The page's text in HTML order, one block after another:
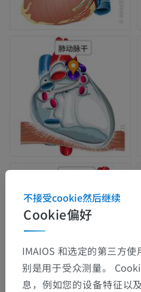
Cookie偏好
不接受cookie然后继续
IMAIOS 和选定的第三方
别是用于受众测量。
息，例如您的设备特征以